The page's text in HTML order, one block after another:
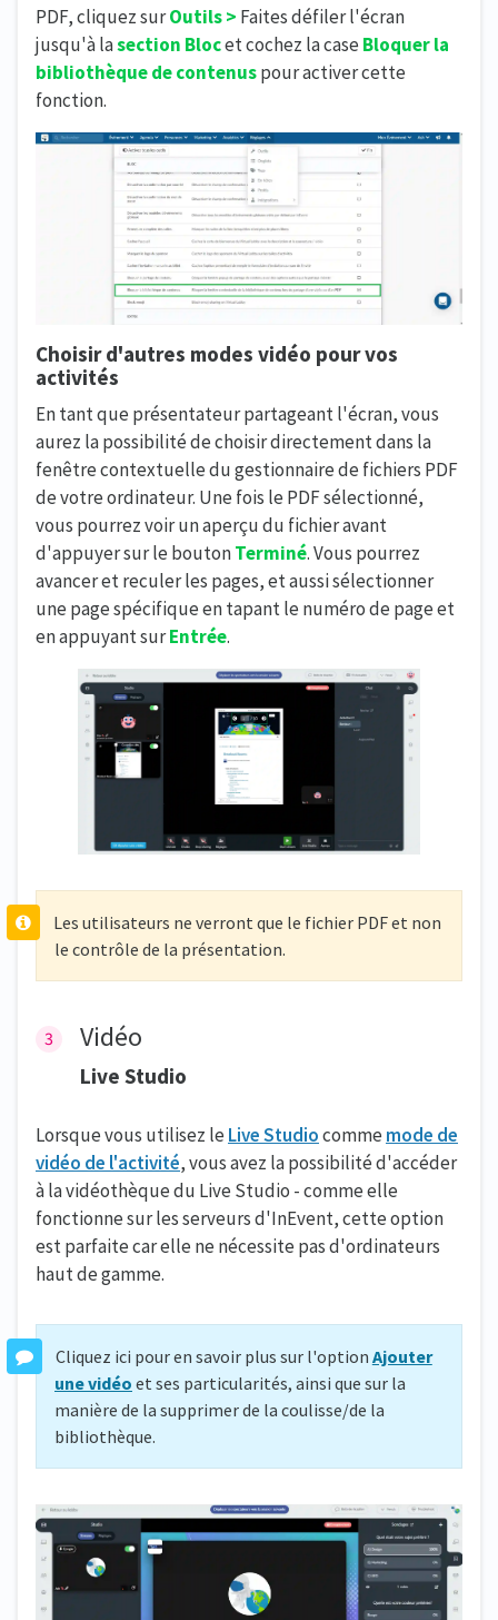
PDF, cliquez surOutils > Faites défiler l'écran
jusqu'à lasection Blocet cochez la case Bloquer la
bibliothèquede contenuspour activer cette
fonction.
Choisir d'autres modes vidéo pour vos
activités
En tant que présentateur partageant l'écran, vous
aurez la possibilité de choisir directement dans la
fenêtre contextuelle du gestionnaire de fichiers PDF
de votre ordinateur. Une fois le PDF sélectionné,
vous pourrez voir un aperçu du fichier avant
d'appuyer sur le boutonTerminé. Vous pourrez
avancer et reculer les pages, et aussi sélectionner
une page spécifique en tapant le numéro de page et
en appuyant surEntrée.
Les utilisateurs ne verront que le fichier PDF et non
le contrôle de la présentation.
Vidéo
Live Studio
Lorsque vous utilisez le Live Studiocomme mode de
vidéo de l'activité, vous avez la possibilité d'accéder
à la vidéothèque du Live Studio - comme elle
fonctionne sur les serveurs d'InEvent, cette option
est parfaite car elle ne nécessite pas d'ordinateurs
haut de gamme.
Cliquez ici pour en savoir plus sur l'option Ajouter
une vidéo et ses particularités, ainsi que sur la
manière de la supprimer de la coulisse/de la
bibliothèque.